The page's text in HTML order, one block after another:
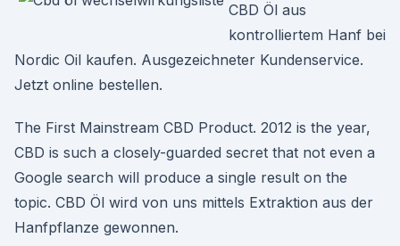
CBD Öl aus
kontrolliertem Hanf bei
Nordic Oil kaufen. Ausgezeichneter Kundenservice.
Jetzt online bestellen.
The First Mainstream CBD Product. 2012 is the year,
CBD is such a closely-guarded secret that not even a
Google search will produce a single result on the
topic. CBD Öl wird von uns mittels Extraktion aus der
Hanfpflanze gewonnen.